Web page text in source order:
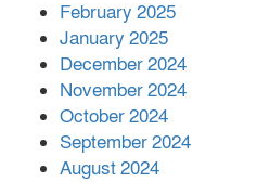
সহায়তা
February 2025
January 2025
December 2024
November 2024
October 2024
September 2024
August 2024